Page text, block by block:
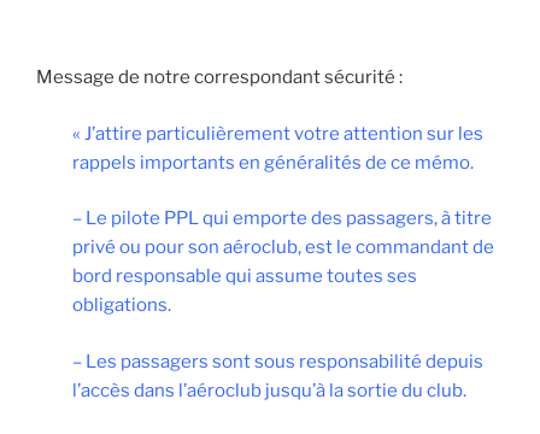
Message de notre correspondant sécurité :
« J’attire particulièrement votre attention sur les
rappels importants en généralités de ce mémo.
– Le pilote PPL qui emporte des passagers, à titre
privé ou pour son aéroclub, est le commandant de
bord responsable qui assume toutes ses
obligations.
– Les passagers sont sous responsabilité depuis
l’accès dans l’aéroclub jusqu’à la sortie du club.